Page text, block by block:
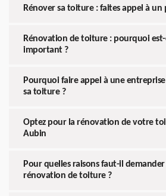
Rénover sa toiture : faites appel à un
Rénovation de toiture : pourquoi
important ?
Pourquoi faire appel à une
sa toiture ?
Optez pour la rénovation de votre
Aubin
Pour quelles raisons faut-il demander
rénovation de toiture ?